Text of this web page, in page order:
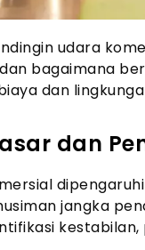
udara
bagaimana
dan
dan
jangka
kestabilan,